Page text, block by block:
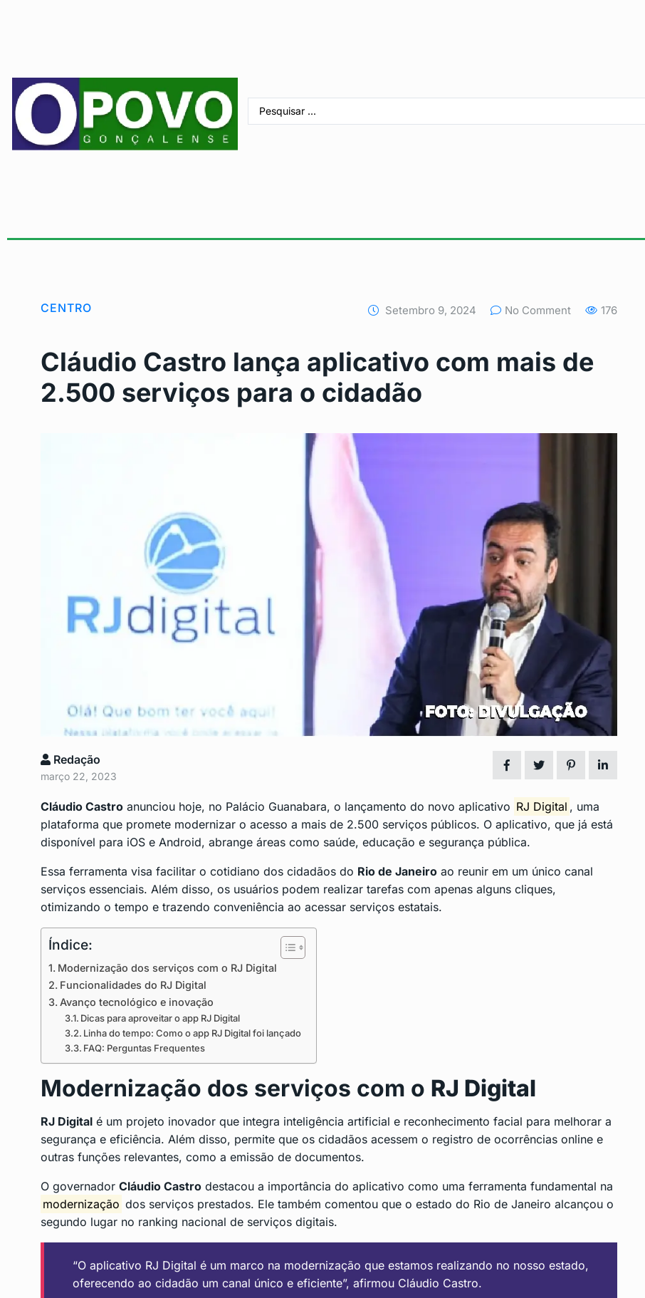
CENTRO Setembro 9, 2024 No Comment 176
Cláudio Castro lança aplicativo com mais de
2.500 serviços para o cidadão
Redação
março 22, 2023
Cláudio Castro anunciou hoje, no Palácio Guanabara, o lançamento do novo aplicativo RJ Digital , uma
plataforma que promete modernizar o acesso a mais de 2.500 serviços públicos. O aplicativo, que já está
disponível para iOS e Android, abrange áreas como saúde, educação e segurança pública.
Essa ferramenta visa facilitar o cotidiano dos cidadãos do Rio de Janeiro ao reunir em um único canal
serviços essenciais. Além disso, os usuários podem realizar tarefas com apenas alguns cliques,
otimizando o tempo e trazendo conveniência ao acessar serviços estatais.
Índice:
Modernização dos serviços com o RJ Digital
Funcionalidades do RJ Digital
Avanço tecnológico e inovação
Dicas para aproveitar o app RJ Digital
Linha do tempo: Como o app RJ Digital foi lançado
FAQ: Perguntas Frequentes
Modernização dos serviços com o RJ Digital
RJ Digital é um projeto inovador que integra inteligência artificial e reconhecimento facial para melhorar a
segurança e eficiência. Além disso, permite que os cidadãos acessem o registro de ocorrências online e
outras funções relevantes, como a emissão de documentos.
O governador Cláudio Castro destacou a importância do aplicativo como uma ferramenta fundamental na
modernização dos serviços prestados. Ele também comentou que o estado do Rio de Janeiro alcançou o
segundo lugar no ranking nacional de serviços digitais.
“O aplicativo RJ Digital é um marco na modernização que estamos realizando no nosso estado,
oferecendo ao cidadão um canal único e eficiente”, afirmou Cláudio Castro.
Programa de nutrição de São
7
Lagoinha vai ganhar nova clínica
municipal
LAGOINHA
8
Cirurgias Oncológicas em São
Gonçalo: Um…
DESTAQUE Junho 3, 2024
Lula assina MP para preservar
POLITICA Junho 6, 2024
Revitalização da Curva Chico
Anysio
DESTAQUE Junho 20, 2024
13
SEGUE A VACINAÇÃO CONTRA A
GRIPE…
SAÚDE Junho 25, 2024
14
São Gonçalo debate práticas na
Educação…
DESTAQUE Junho 28, 2024
Vídeo Mostra Camareira Sendo
Socorrida por…